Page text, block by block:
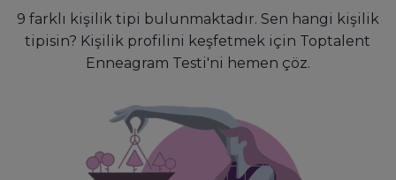
9 farklı kişilik tipi bulunmaktadır. Sen hangi kişilik
tipisin? Kişilik profilini keşfetmek için Toptalent
Enneagram Testi'ni hemen çöz.